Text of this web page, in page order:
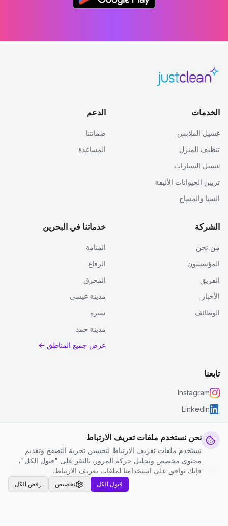
نحن نستخدم ملفات تعريف الارتباط
نستخدم ملفات تعريف الارتباط لتحسين تجربة التصفح وتقديم
محتوى مخصص وتحليل حركة المرور. بالنقر على "قبول الكل"،
فإنك توافق على استخدامنا لملفات تعريف الارتباط.
رفض الكل تخصيص قبول الكل
الخدمات
غسيل الملابس
تنظيف المنزل
غسيل السيارات
تزيين الحيوانات الأليفة
السبا والمساج
الدعم
ضمانتنا
المساعدة
الشركة
من نحن
المؤسسون
الفريق
الأخبار
الوظائف
خدماتنا في البحرين
المنامة
الرفاع
المحرق
مدينة عيسى
سترة
مدينة حمد
عرض جميع المناطق ←
تابعنا
Instagram
LinkedIn
© 2026 جست كلين. جميع الحقوق محفوظة.
سياسة الخصوصية
الشروط والأحكام | إعدادات ملفات تعريف الارتباط